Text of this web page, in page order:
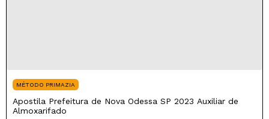
MÉTODO PRIMAZIA
Apostila Prefeitura de Nova Odessa SP 2023 Auxiliar de
Almoxarifado